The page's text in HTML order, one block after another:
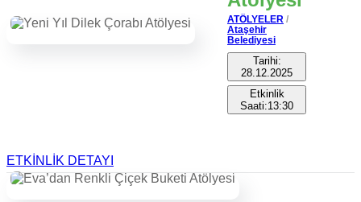
ATÖLYELER /
Ataşehir
Belediyesi
Tarihi:
28.12.2025
Etkinlik
Saati:13:30
ETKİNLİK DETAYI